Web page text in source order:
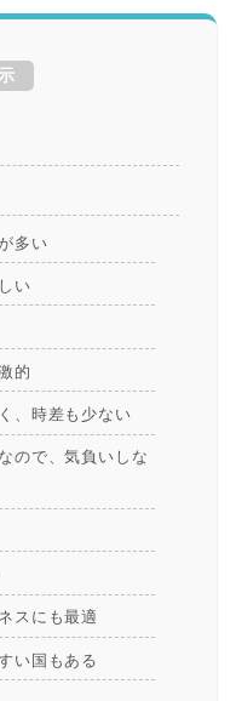
多い
い
的
、時差も少ない
ので、気負いしな
スにも最適
い国もある